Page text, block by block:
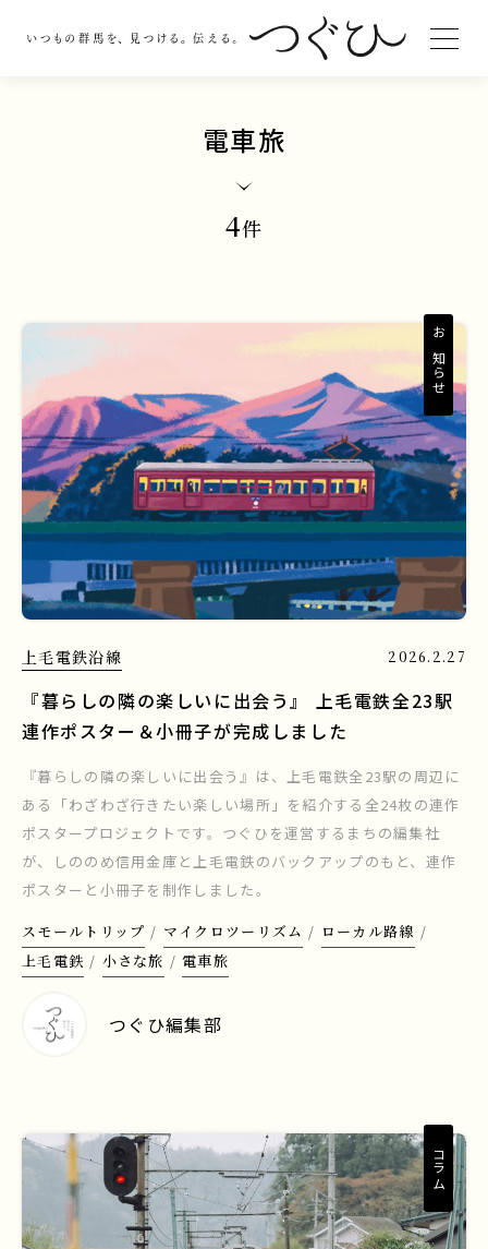
電車旅
4件
お知らせ
上毛電鉄沿線 2026.2.27
『暮らしの隣の楽しいに出会う』 上毛電鉄全23駅
連作ポスター＆小冊子が完成しました
『暮らしの隣の楽しいに出会う』は、上毛電鉄全23駅の周辺に
ある「わざわざ行きたい楽しい場所」を紹介する全24枚の連作
ポスタープロジェクトです。つぐひを運営するまちの編集社
が、しののめ信用金庫と上毛電鉄のバックアップのもと、連作
ポスターと小冊子を制作しました。
スモールトリップ
マイクロツーリズム
ローカル路線
上毛電鉄
小さな旅 電車旅
つぐひ編集部
コラム